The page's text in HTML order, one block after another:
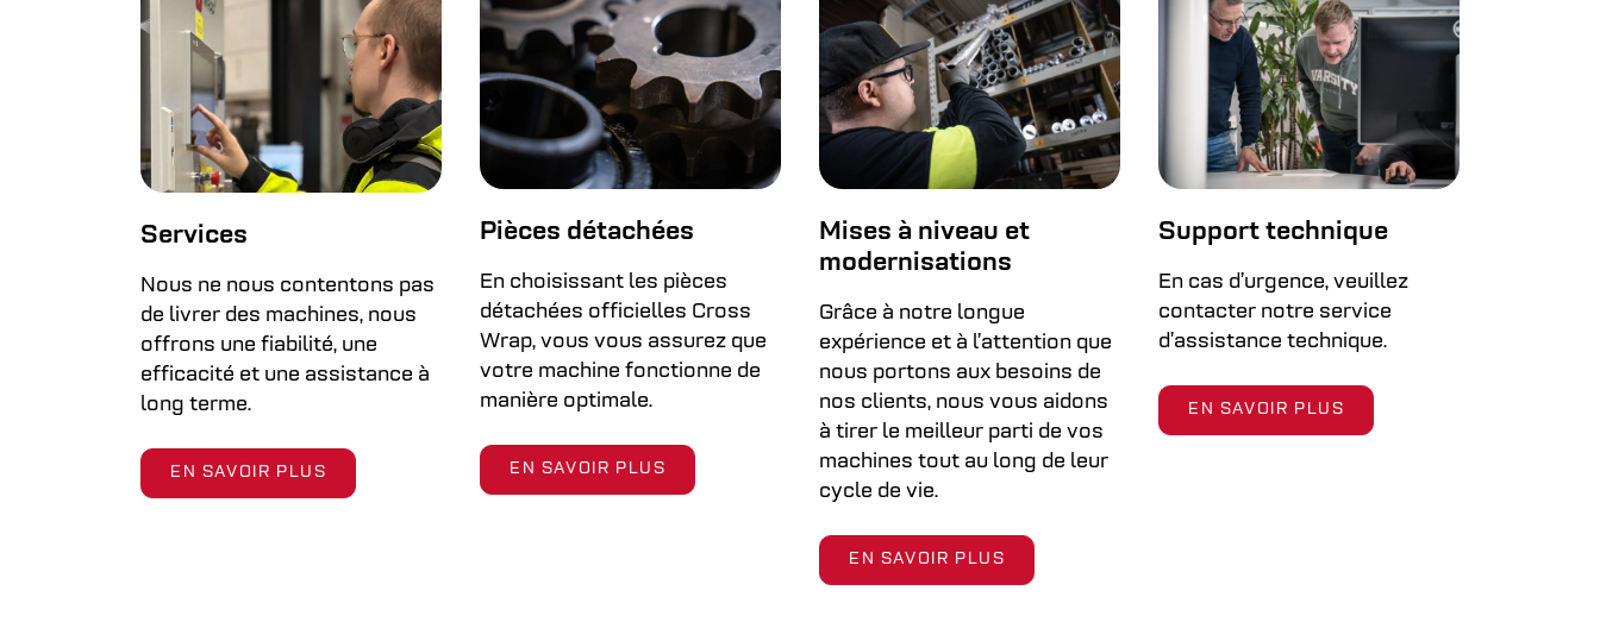
Services
Nous ne nous contentons pas
de livrer des machines, nous
offrons une fiabilité, une
efficacité et une assistance à
long terme.
EN SAVOIR PLUS
Pièces détachées
En choisissant les pièces
détachées officielles Cross
Wrap, vous vous assurez que
votre machine fonctionne de
manière optimale.
EN SAVOIR PLUS
Mises à niveau et
modernisations
Grâce à notre longue
expérience et à l’attention que
nous portons aux besoins de
nos clients, nous vous aidons
à tirer le meilleur parti de vos
machines tout au long de leur
cycle de vie.
EN SAVOIR PLUS
Support technique
En cas d’urgence, veuillez
contacter notre service
d’assistance technique.
EN SAVOIR PLUS